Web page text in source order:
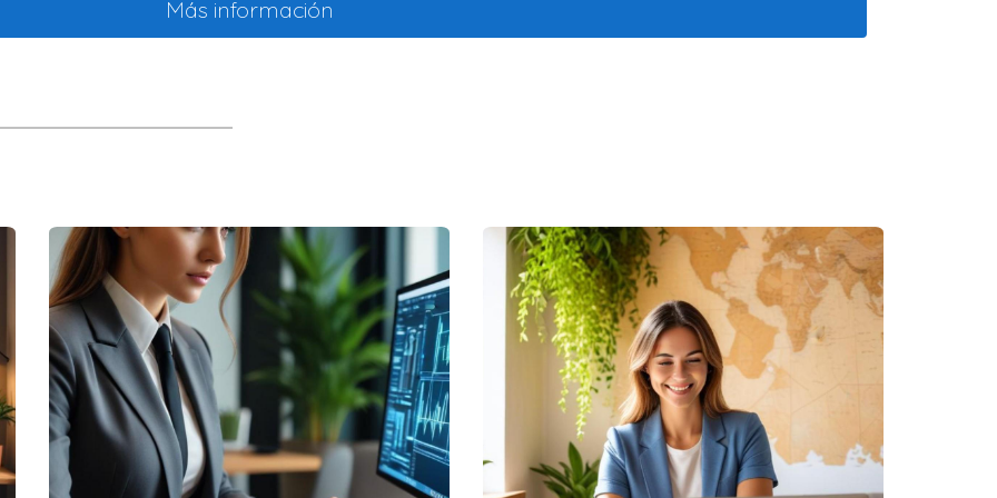
innovador en la publicidad digital, ha logrado un crecimiento del 60% en sus primeros dos años.
una agencia local, pero rápidamente se dio cuenta de que quería enfocarse en la inversión inmobiliaria.
agencia grande para abrir una boutique inmobiliaria. Su visión se centró en el servicio personalizado y la
leales y un crecimiento sostenido en un mercado competitivo.
le permite a uno forjar su propio camino, haciendo realidad la visión personal de éxito.”
lanzar tu propio negocio es un paso monumental que puede traer tanto desafíos como oportunidades. Es
experiencia y red de contactos antes de tomar esta decisión. Si bien el camino del emprendimiento
la posibilidad de crecimiento personal y profesional, junto con la satisfacción de construir algo propio.
y recuerda que el éxito radica en la preparación, la dedicación y la capacidad de adaptarse a los
Más información